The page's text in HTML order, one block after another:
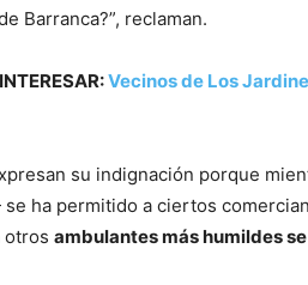
Barranca?”, reclaman.
Vecinos de Los
su indignación porque
ha permitido a ciertos
otros ambulantes más humildes